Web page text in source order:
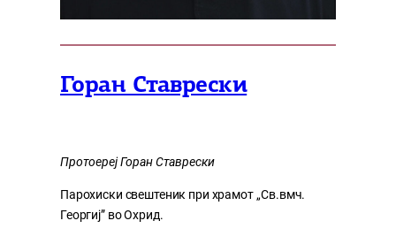
Горан Ставрески
Протоереј Горан Ставрески
Парохиски свештеник при храмот ,,Св.вмч.
Георгиј” во Охрид.